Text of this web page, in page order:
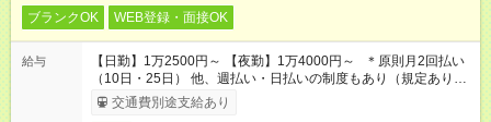
ブランクOK WEB登録・面接OK
給与
【日勤】1万2500円～ 【夜勤】1万4000円～ ＊原則月2回払い
（10日・25日） 他、週払い・日払いの制度もあり（規定あり）
＃日収1万円以上
交通費別途支給あり